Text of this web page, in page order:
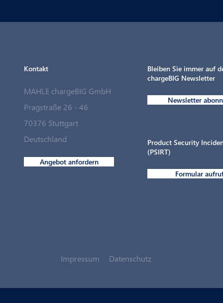
Kontakt
MAHLE chargeBIG GmbH
Pragstraße 26 - 46
70376 Stuttgart
Deutschland
Angebot anfordern
Bleiben Sie immer auf
chargeBIG Newsletter
Newsletter
Product Security
(PSIRT)
Formular
Impressum Datenschutz